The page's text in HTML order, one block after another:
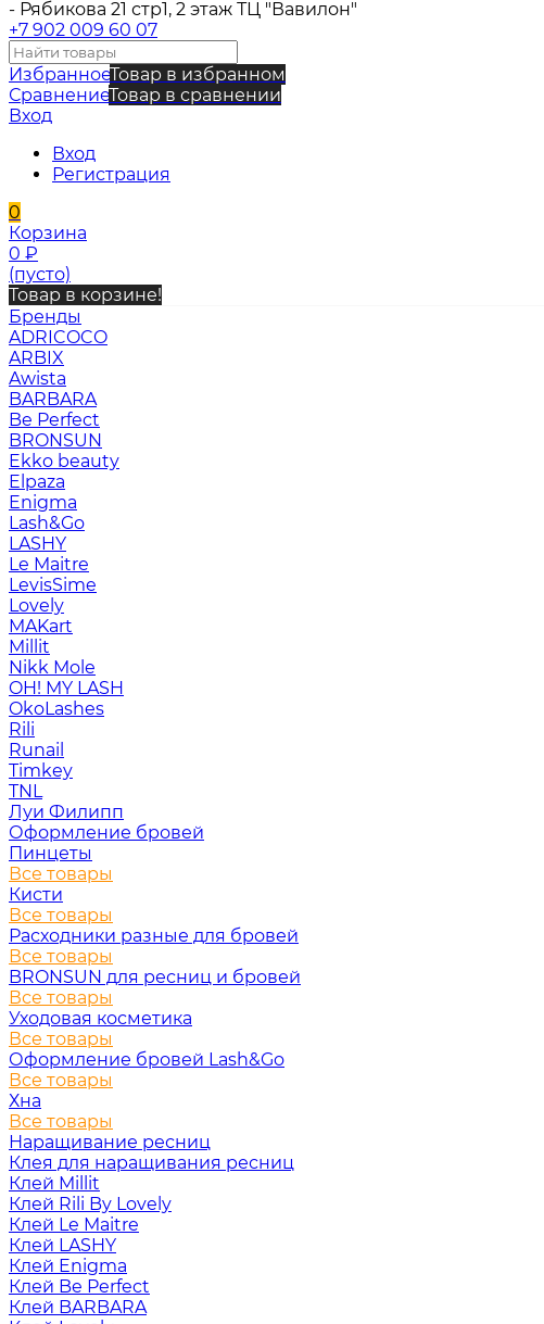
- Рябикова 21 стр1, 2 этаж ТЦ "Вавилон"
+7 902 009 60 07
ИзбранноеТовар в избранном
СравнениеТовар в сравнении
Вход
Вход
Регистрация
0
Корзина
0 ₽
(пусто)
Товар в корзине!
Бренды
ADRICOCO
ARBIX
Awista
BARBARA
Be Perfect
BRONSUN
Ekko beauty
Elpaza
Enigma
Lash&Go
LASHY
Le Maitre
LevisSime
Lovely
MAKart
Millit
Nikk Mole
OH! MY LASH
OkoLashes
Rili
Runail
Timkey
TNL
Луи Филипп
Оформление бровей
Пинцеты
Все товары
Кисти
Все товары
Расходники разные для бровей
Все товары
BRONSUN для ресниц и бровей
Все товары
Уходовая косметика
Все товары
Оформление бровей Lash&Go
Все товары
Хна
Все товары
Наращивание ресниц
Клея для наращивания ресниц
Клей Millit
Клей Rili By Lovely
Клей Le Maitre
Клей LASHY
Клей Enigma
Клей Be Perfect
Клей BARBARA